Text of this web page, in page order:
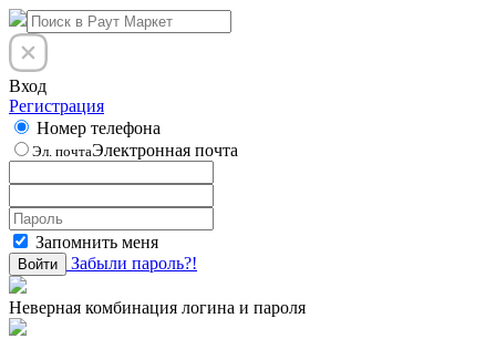
Вход
Регистрация
Номер телефона
Эл. почтаЭлектронная почта
Запомнить меня
Войти Забыли пароль?!
Неверная комбинация логина и пароля